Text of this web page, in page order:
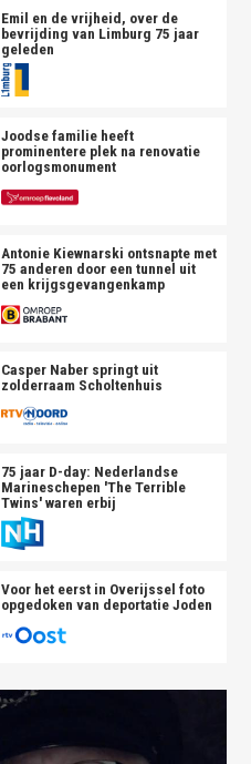
Emil en de vrijheid, over de
bevrijding van Limburg 75 jaar
geleden
Joodse familie heeft
prominentere plek na renovatie
oorlogsmonument
Antonie Kiewnarski ontsnapte met
75 anderen door een tunnel uit
een krijgsgevangenkamp
Casper Naber springt uit
zolderraam Scholtenhuis
75 jaar D-day: Nederlandse
Marineschepen 'The Terrible
Twins' waren erbij
Voor het eerst in Overijssel foto
opgedoken van deportatie Joden